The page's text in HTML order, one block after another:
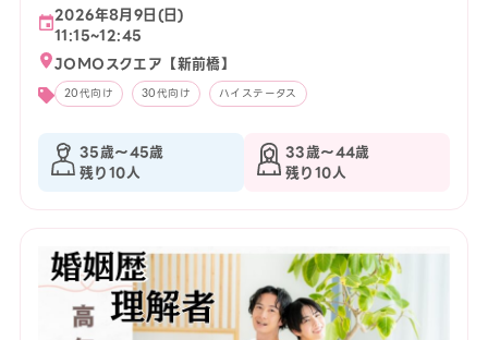
2026年8月9日(日)
11:15~12:45
JOMOスクエア【新前橋】
20代向け 30代向け ハイステータス
35歳〜45歳
残り10人
33歳〜44歳
残り10人